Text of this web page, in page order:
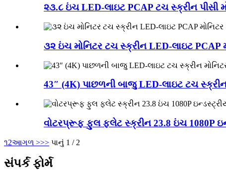
૨૩.૮ ઇંચ LED-લાઇટ PCAP ટચ સ્ક્રીન પીસી
૩૨ ઇંચ મોનિટર ટચ સ્ક્રીન LED-લાઇટ PCAP
43″ (4K) પાછળની બાજુ LED-લાઇટ ટચ સ્ક્રીન
વોટરપ્રૂફ ફુલ ફ્લેટ સ્ક્રીન 23.8 ઇંચ 1080P
૧2આગળ >>> પાનું 1 / 2
સંપર્ક ફોર્મ